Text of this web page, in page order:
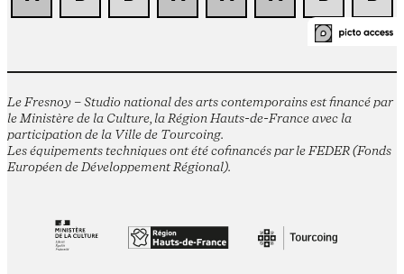
Le Fresnoy – Studio national des arts contemporains est financé par
le Ministère de la Culture, la Région Hauts-de-France avec la
participation de la Ville de Tourcoing.
Les équipements techniques ont été cofinancés par le FEDER (Fonds
Européen de Développement Régional).